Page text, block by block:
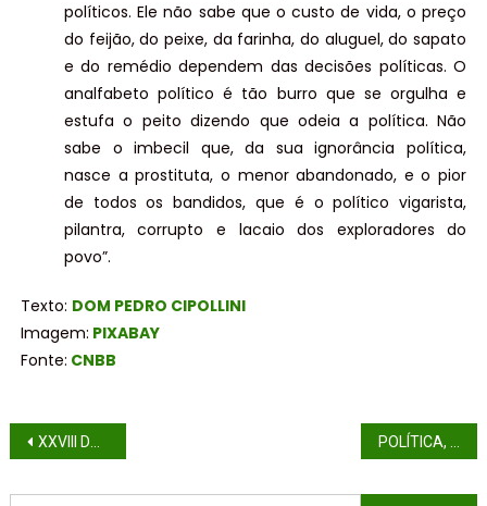
políticos. Ele não sabe que o custo de vida, o preço
do feijão, do peixe, da farinha, do aluguel, do sapato
e do remédio dependem das decisões políticas. O
analfabeto político é tão burro que se orgulha e
estufa o peito dizendo que odeia a política. Não
sabe o imbecil que, da sua ignorância política,
nasce a prostituta, o menor abandonado, e o pior
de todos os bandidos, que é o político vigarista,
pilantra, corrupto e lacaio dos exploradores do
povo”.
Texto: DOM PEDRO CIPOLLINI
Imagem: PIXABAY
Fonte: CNBB
XXVIII DOMINGO DO TEMPO COMUM (ANO C)